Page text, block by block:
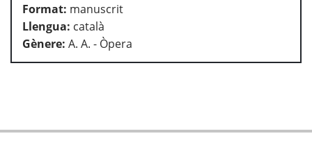
Format: manuscrit
Llengua: català
Gènere: A. A. - Òpera